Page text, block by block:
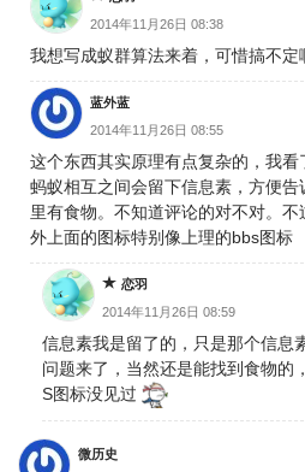
2014年11月26日 08:38
我想写成蚁群算法来着，可惜搞不定
蓝外蓝
2014年11月26日 08:55
这个东西其实原理有点复杂的，我
蚂蚁相互之间会留下信息素，方便
里有食物。不知道评论的对不对。
外上面的图标特别像上理的bbs图标
恋羽
2014年11月26日 08:59
信息素我是留了的，只是那个信息
问题来了，当然还是能找到食物的
S图标没见过
微历史